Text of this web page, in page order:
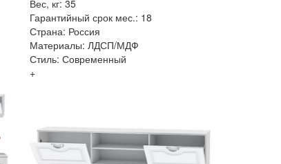
Вес, кг: 35
Гарантийный срок мес.: 18
Страна: Россия
Материалы: ЛДСП/МДФ
Стиль: Современный
+